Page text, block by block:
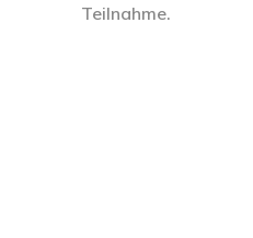
Teilnahme.